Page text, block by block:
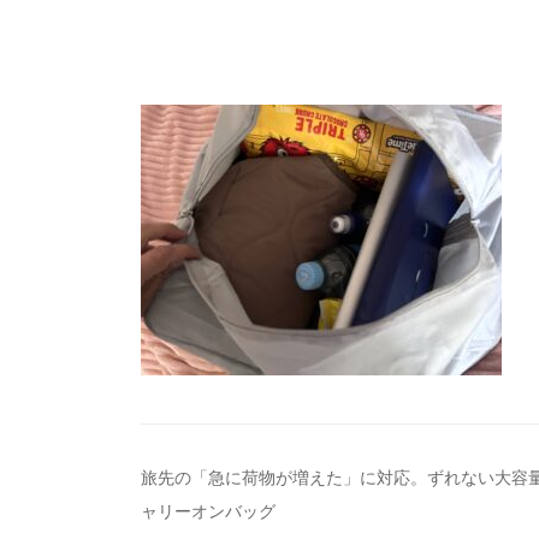
投
稿
旅先の「急に荷物が増えた」に対応。ずれない大容
ャリーオンバッグ